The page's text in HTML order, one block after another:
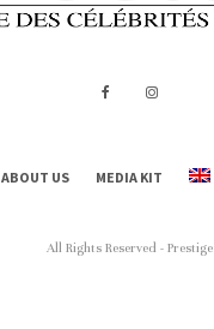
ABOUT US MEDIA KIT
All Rights Reserved - Prestige